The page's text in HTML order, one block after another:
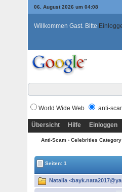
06. August 2026 um 04:08
Willkommen Gast. Bitte
World Wide Web anti-
Übersicht Hilfe Einloggen
Anti-Scam › Celebrities
Seiten: 1
Natalia